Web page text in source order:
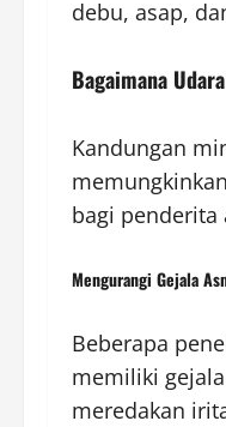
debu, asap,
Bagaimana
Kandungan
bagi penderita
Mengurangi Gejala
Beberapa
memiliki
meredakan